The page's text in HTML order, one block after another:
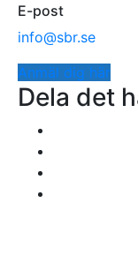
E-post
info@sbr.se
Anmäl dig här
Dela det